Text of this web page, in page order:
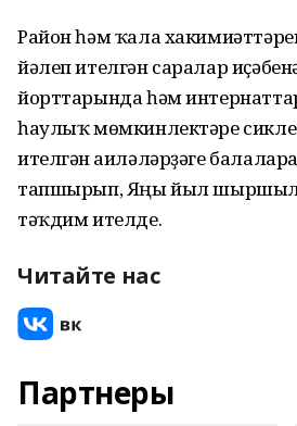
Район һәм ҡала
йәлеп ителгән саралар
йорттарында һәм
һаулыҡ мөмкинлектәре
ителгән ғаиләләрҙәге
тапшырып, Яңы йыл
тәҡдим ителде.
Читайте нас
Партнеры